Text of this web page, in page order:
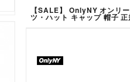
【SALE】 OnlyNY オン
ツ・ハット キャップ 帽子